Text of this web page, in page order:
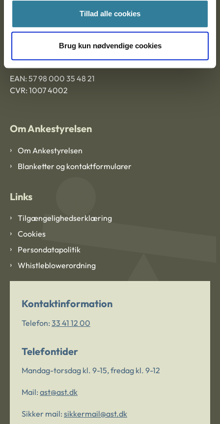
Tillad alle cookies
Brug kun nødvendige cookies
Ankestyrelsen Aalborg
EAN: 57 98 000 35 48 21
CVR: 1007 4002
Om Ankestyrelsen
Om Ankestyrelsen
Blanketter og kontaktformularer
Links
Tilgængelighedserklæring
Cookies
Persondatapolitik
Whistleblowerordning
Kontaktinformation
Telefon: 33 41 12 00
Telefontider
Mandag-torsdag kl. 9-15, fredag kl. 9-12
Mail: ast@ast.dk
Sikker mail: sikkermail@ast.dk